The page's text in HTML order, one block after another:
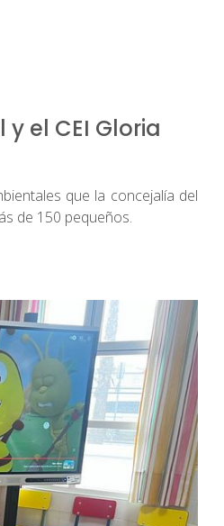
el CEI Gloria
que la concejalía del
de 150 pequeños.